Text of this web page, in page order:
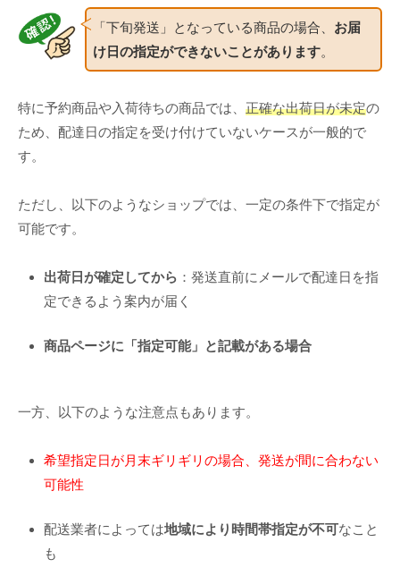
「下旬発送」となっている商品の場合、 お届
け日の指定ができないことがあります。
特に予約商品や入荷待ちの商品では、 正確な出荷日が未定の
ため、配達日の指定を受け付けていないケースが一般的で
す。
ただし、以下のようなショップでは、一定の条件下で指定が
可能です。
出荷日が確定してから ：発送直前にメールで配達日を指
定できるよう案内が届く
商品ページに「指定可能」と記載がある場合
一方、以下のような注意点もあります。
希望指定日が月末ギリギリの場合、発送が間に合わない
可能性
配送業者によっては地域により時間帯指定が不可なこと
も